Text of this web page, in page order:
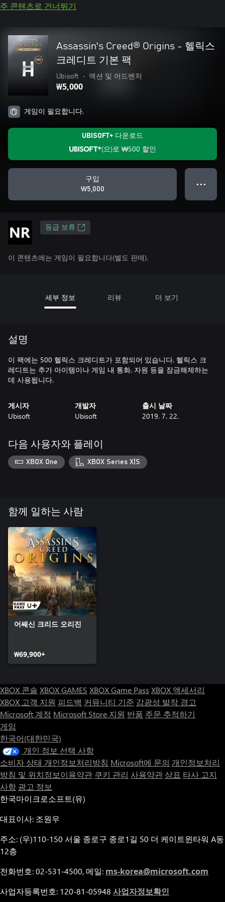
주 콘텐츠로 건너뛰기
Assassin's Creed® Origins - 헬릭스
크레디트 기본 팩
Ubisoft • 액션 및 어드벤처
₩5,000
게임이 필요합니다.
UBISOFT+ 다운로드
(으)로 ₩500 할인
구입
₩5,000
● ● ●
등급 보류
이 콘텐츠에는 게임이 필요합니다(별도 판매).
세부 정보 리뷰 더 보기
설명
이 팩에는 500 헬릭스 크레디트가 포함되어 있습니다. 헬릭스 크
레디트는 추가 아이템이나 게임 내 통화, 자원 등을 잠금해제하는
데 사용됩니다.
게시자
Ubisoft
개발자
Ubisoft
출시 날짜
2019. 7. 22.
다음 사용자와 플레이
XBOX One XBOX Series X|S
함께 일하는 사람
어쌔신 크리드 오리진
₩69,900+
XBOX 콘솔 XBOX GAMES XBOX Game Pass XBOX 액세서리
XBOX 고객 지원 피드백 커뮤니티 기준 감광성 발작 경고
Microsoft 계정 Microsoft Store 지원 반품 주문 추적하기
게임
한국어(대한민국)
개인 정보 선택 사항
소비자 상태 개인정보처리방침 Microsoft에 문의 개인정보처리
방침 및 위치정보이용약관 쿠키 관리 사용약관 상표 타사 고지
사항 광고 정보
한국마이크로소프트(유)
대표이사: 조원우
주소: (우)110-150 서울 종로구 종로1길 50 더 케이트윈타워 A동
12층
전화번호: 02-531-4500, 메일: ms-korea@microsoft.com
사업자등록번호: 120-81-05948 사업자정보확인